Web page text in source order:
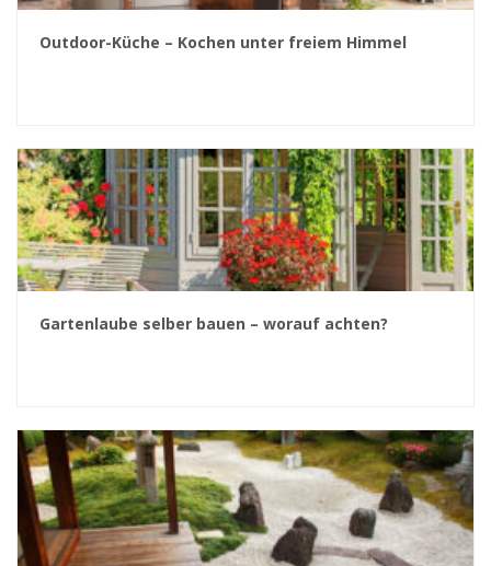
Outdoor-Küche – Kochen unter freiem Himmel
Gartenlaube selber bauen – worauf achten?